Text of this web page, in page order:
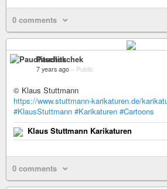
0 comments
Paudlitschek
7 years ago – Public
© Klaus Stuttmann
https://www.stuttmann-karikaturen.de/
#KlausStuttmann #Karikaturen #Cartoons
Klaus Stuttmann Karikaturen
0 comments